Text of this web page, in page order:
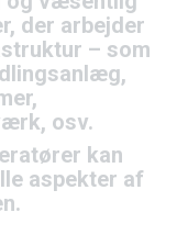
der arbejder
– som
osv.
kan
aspekter af